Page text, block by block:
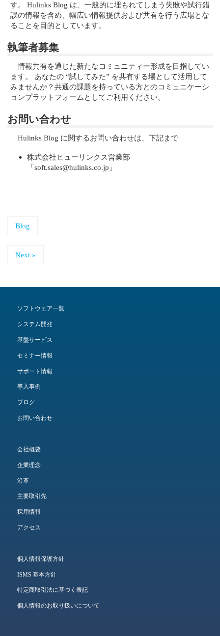
す。 Hulinks Blog は、一般的に埋もれてしまう失敗や試行錯
誤の情報を含め、幅広い情報提供および共有を行う広場とな
ることを目的としています。
執筆者募集
情報共有を通じた新たなコミュニティー形成を目指してい
ます。 あなたの “試してみた” を共有する場として活用して
みませんか？共通の課題を持っている方とのコミュニケーシ
ョンプラットフォームとしてご利用ください。
お問い合わせ
Hulinks Blog に関するお問い合わせは、下記まで
株式会社ヒューリンクス営業部
「soft.sales@hulinks.co.jp」
Blog
Next »
ソフトウェア一覧
システム開発
基盤サービス
セミナー情報
サポート情報
導入事例
ブログ
お問い合わせ
会社概要
企業理念
沿革
主要取引先
採用情報
アクセス
個人情報保護方針
ISMS 基本方針
特定商取引法に基づく表記
個人情報のお取り扱いについて